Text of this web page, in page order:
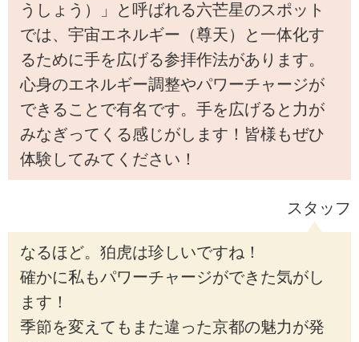
うしょう）」と呼ばれる六芒星のスポット
では、宇宙エネルギー（尊天）と一体化す
るために手を広げる参拝作法があります。
心身のエネルギー調整やパワーチャージが
できることで有名です。手を広げると力が
みなぎってくる感じがします！皆様もぜひ
体験してみてください！
スタッフ
なるほど。狛虎は珍しいですね！
確かに私もパワーチャージができた気がし
ます！
季節を変えてもまた違った京都の魅力が発